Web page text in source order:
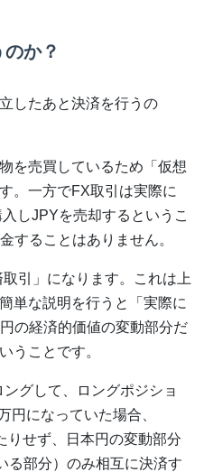
か？
したあと決済を行うの
を売買しているため「仮想
。一方でFX取引は実際に
しJPYを売却するというこ
することはありません。
引」になります。これは上
単な説明を行うと「実際に
の経済的価値の変動部分だ
うことです。
グして、ロングポジショ
円になっていた場合、
りせず、日本円の変動部分
る部分）のみ相互に決済す